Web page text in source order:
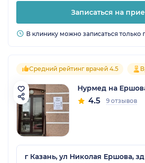
Записаться на
В клинику можно записаться только
Средний рейтинг врачей 4.5
Нурмед на
4.5 9 отзывов
г Казань, ул Николая Ершова, зд